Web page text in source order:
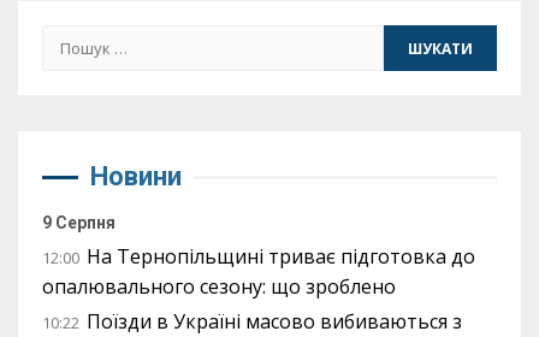
Пошук:
Новини
9 Серпня
12:00 На Тернопільщині триває підготовка до
опалювального сезону: що зроблено
10:22 Поїзди в Україні масово вибиваються з